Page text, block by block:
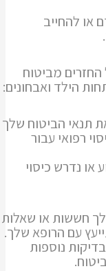
או להחייב
מביטוח
הילד ואבחונים:
תנאי הביטוח שלך
רפואי עבור
או נדרש כיסוי
חששות או שאלות
עם הרופא שלך.
נוספות